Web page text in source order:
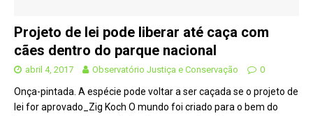
Projeto de lei pode liberar até caça com
cães dentro do parque nacional
abril 4, 2017 Observatório Justiça e Conservação 0
Onça-pintada. A espécie pode voltar a ser caçada se o projeto de
lei for aprovado_Zig Koch O mundo foi criado para o bem do